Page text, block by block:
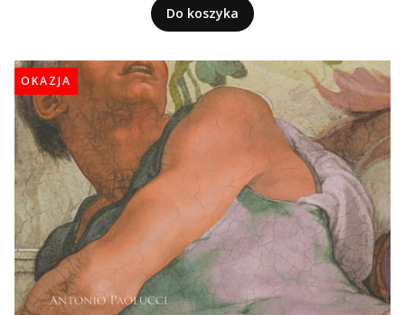
Do koszyka
OKAZJA